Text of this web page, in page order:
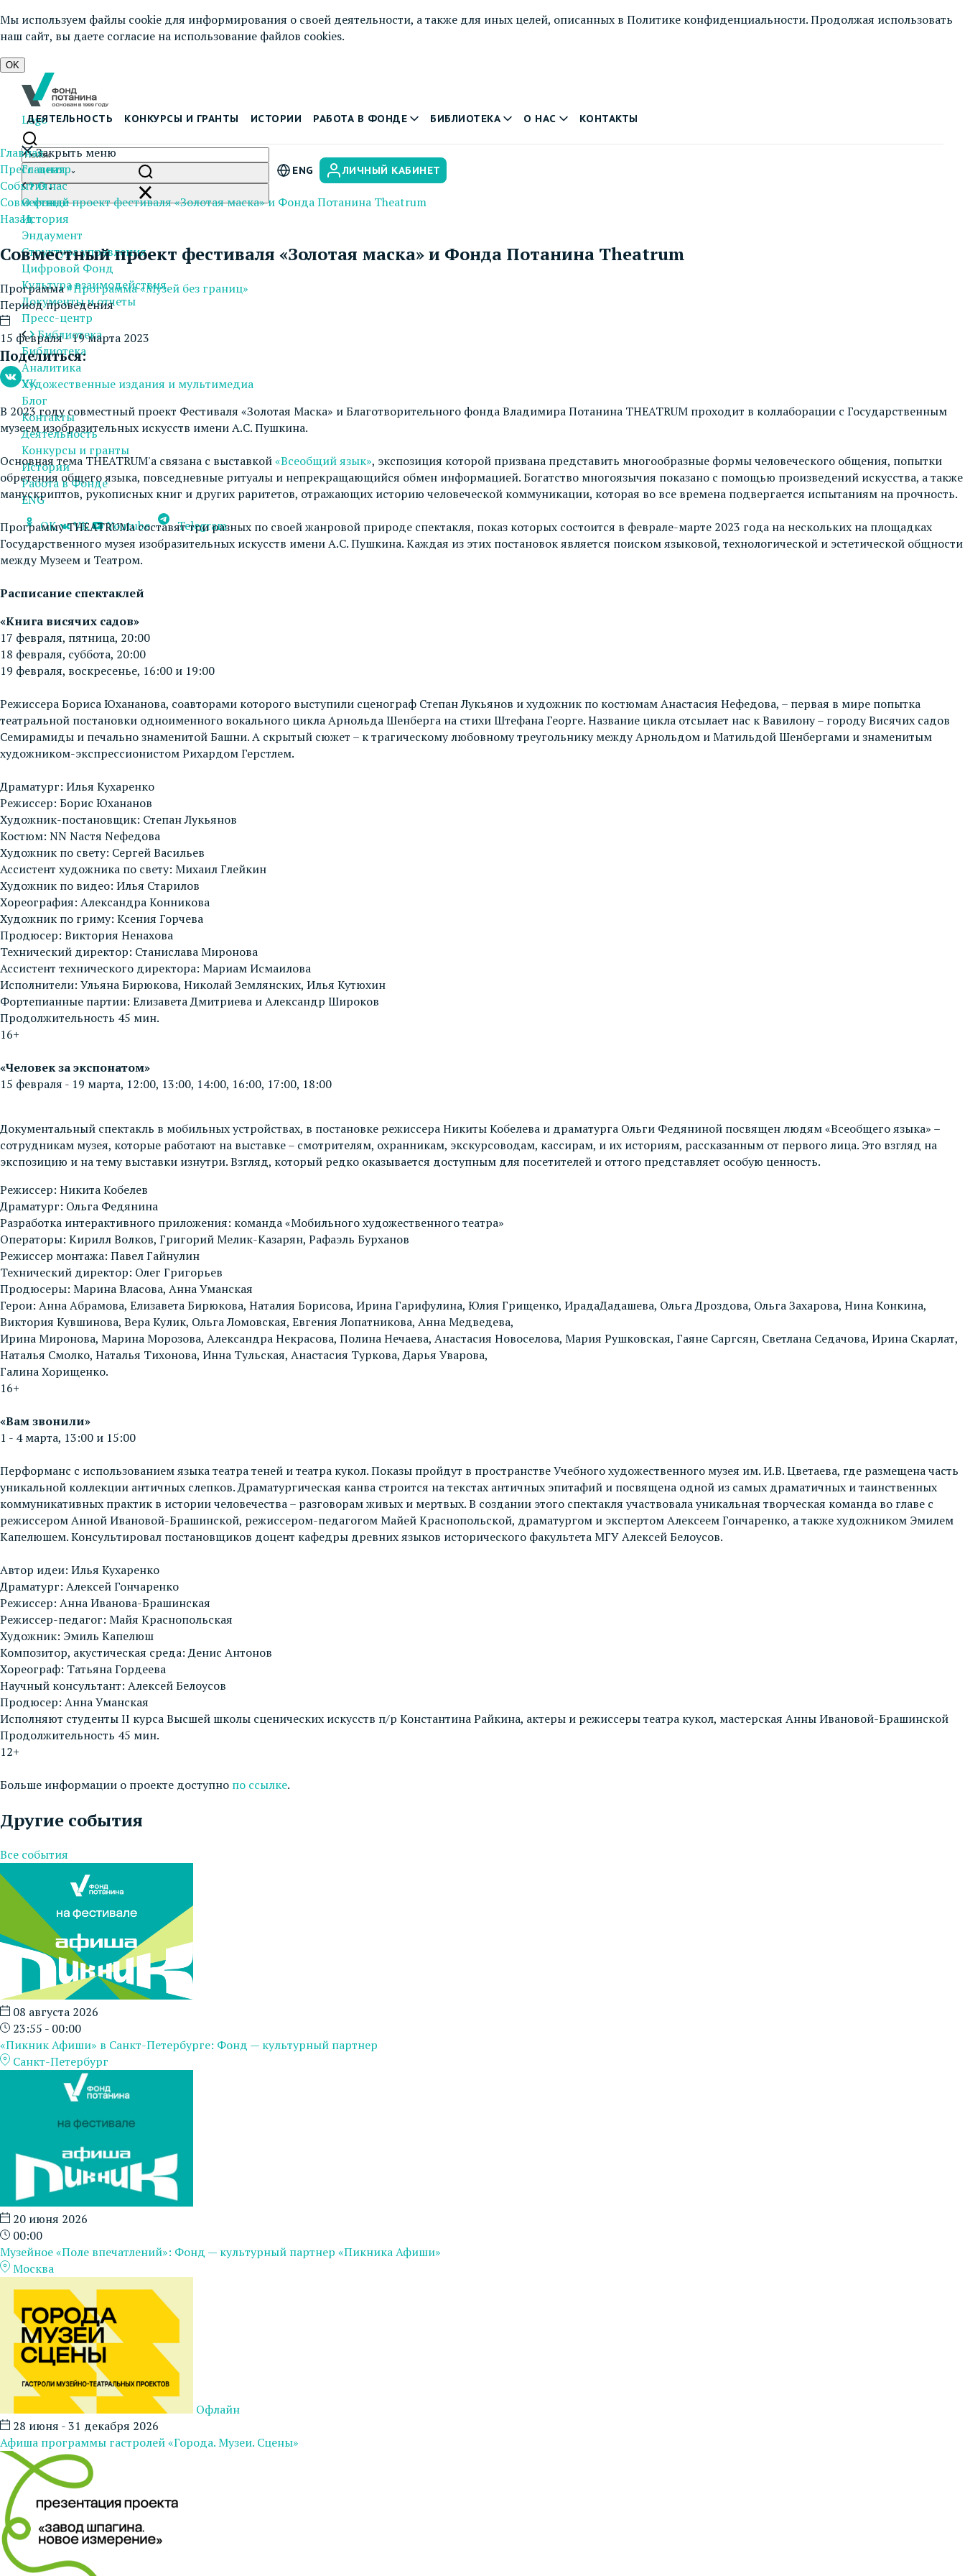
Мы используем файлы cookie для информирования о своей деятельности, а также для иных целей, описанных в Политике конфиденциальности. Продолжая использовать
наш сайт, вы даете согласие на использование файлов cookies.
OK
Logo
ДЕЯТЕЛЬНОСТЬ КОНКУРСЫ И ГРАНТЫ ИСТОРИИ РАБОТА В ФОНДЕ БИБЛИОТЕКА О НАС КОНТАКТЫ
ENG ЛИЧНЫЙ КАБИНЕТ
Закрыть меню
Главная
О нас
О фонде
История
Эндаумент
Структура управления
Цифровой Фонд
Культура взаимодействия
Документы и отчеты
Пресс-центр
Библиотека
Библиотека
Аналитика
Художественные издания и мультимедиа
Блог
Контакты
Деятельность
Конкурсы и гранты
Истории
Работа в Фонде
ENG
OK
VK Youtube Telegram
Главная
Пресс-центр
События
Совместный проект фестиваля «Золотая маска» и Фонда Потанина Theatrum
Назад
Совместный проект фестиваля «Золотая маска» и Фонда Потанина Theatrum
Программа#Программа «Музей без границ»
Период проведения
15 февраля - 19 марта 2023
Поделиться:
VK
В 2023 году совместный проект Фестиваля «Золотая Маска» и Благотворительного фонда Владимира Потанина THEATRUM проходит в коллаборации с Государственным
музеем изобразительных искусств имени А.С. Пушкина.
Основная тема THEATRUM'а связана с выставкой«Всеобщий язык», экспозиция которой призвана представить многообразные формы человеческого общения, попытки
обретения общего языка, повседневные ритуалы и непрекращающийся обмен информацией. Богатство многоязычия показано с помощью произведений искусства, а также
манускриптов, рукописных книг и других раритетов, отражающих историю человеческой коммуникации, которая во все времена подвергается испытаниям на прочность.
Программу THEATRUMа составят три разных по своей жанровой природе спектакля, показ которых состоится в феврале-марте 2023 года на нескольких на площадках
Государственного музея изобразительных искусств имени А.С. Пушкина. Каждая из этих постановок является поиском языковой, технологической и эстетической общности
между Музеем и Театром.
Расписание спектаклей
«Книга висячих садов»
17 февраля, пятница, 20:00
18 февраля, суббота, 20:00
19 февраля, воскресенье, 16:00 и 19:00
Режиссера Бориса Юхананова, соавторами которого выступили сценограф Степан Лукьянов и художник по костюмам Анастасия Нефедова, – первая в мире попытка
театральной постановки одноименного вокального цикла Арнольда Шенберга на стихи Штефана Георге. Название цикла отсылает нас к Вавилону – городу Висячих садов
Семирамиды и печально знаменитой Башни. А скрытый сюжет – к трагическому любовному треугольнику между Арнольдом и Матильдой Шенбергами и знаменитым
художником-экспрессионистом Рихардом Герстлем.
Драматург: Илья Кухаренко
Режиссер: Борис Юхананов
Художник-постановщик: Степан Лукьянов
Костюм: NN Nастя Nефедова
Художник по свету: Сергей Васильев
Ассистент художника по свету: Михаил Глейкин
Художник по видео: Илья Старилов
Хореография: Александра Конникова
Художник по гриму: Ксения Горчева
Продюсер: Виктория Ненахова
Технический директор: Станислава Миронова
Ассистент технического директора: Мариам Исмаилова
Исполнители: Ульяна Бирюкова, Николай Землянских, Илья Кутюхин
Фортепианные партии: Елизавета Дмитриева и Александр Широков
Продолжительность 45 мин.
16+
«Человек за экспонатом»
15 февраля - 19 марта, 12:00, 13:00, 14:00, 16:00, 17:00, 18:00
Документальный спектакль в мобильных устройствах, в постановке режиссера Никиты Кобелева и драматурга Ольги Федяниной посвящен людям «Всеобщего языка» –
сотрудникам музея, которые работают на выставке – смотрителям, охранникам, экскурсоводам, кассирам, и их историям, рассказанным от первого лица. Это взгляд на
экспозицию и на тему выставки изнутри. Взгляд, который редко оказывается доступным для посетителей и оттого представляет особую ценность.
Режиссер: Никита Кобелев
Драматург: Ольга Федянина
Разработка интерактивного приложения: команда «Мобильного художественного театра»
Операторы: Кирилл Волков, Григорий Мелик-Казарян, Рафаэль Бурханов
Режиссер монтажа: Павел Гайнулин
Технический директор: Олег Григорьев
Продюсеры: Марина Власова, Анна Уманская
Герои: Анна Абрамова, Елизавета Бирюкова, Наталия Борисова, Ирина Гарифулина, Юлия Грищенко, ИрадаДадашева, Ольга Дроздова, Ольга Захарова, Нина Конкина,
Виктория Кувшинова, Вера Кулик, Ольга Ломовская, Евгения Лопатникова, Анна Медведева,
Ирина Миронова, Марина Морозова, Александра Некрасова, Полина Нечаева, Анастасия Новоселова, Мария Рушковская, Гаяне Саргсян, Светлана Седачова, Ирина Скарлат,
Наталья Смолко, Наталья Тихонова, Инна Тульская, Анастасия Туркова, Дарья Уварова,
Галина Хорищенко.
16+
«Вам звонили»
1 - 4 марта, 13:00 и 15:00
Перформанс с использованием языка театра теней и театра кукол. Показы пройдут в пространстве Учебного художественного музея им. И.В. Цветаева, где размещена часть
уникальной коллекции античных слепков. Драматургическая канва строится на текстах античных эпитафий и посвящена одной из самых драматичных и таинственных
коммуникативных практик в истории человечества – разговорам живых и мертвых. В создании этого спектакля участвовала уникальная творческая команда во главе с
режиссером Анной Ивановой-Брашинской, режиссером-педагогом Майей Краснопольской, драматургом и экспертом Алексеем Гончаренко, а также художником Эмилем
Капелюшем. Консультировал постановщиков доцент кафедры древних языков исторического факультета МГУ Алексей Белоусов.
Автор идеи: Илья Кухаренко
Драматург: Алексей Гончаренко
Режиссер: Анна Иванова-Брашинская
Режиссер-педагог: Майя Краснопольская
Художник: Эмиль Капелюш
Композитор, акустическая среда: Денис Антонов
Хореограф: Татьяна Гордеева
Научный консультант: Алексей Белоусов
Продюсер: Анна Уманская
Исполняют студенты II курса Высшей школы сценических искусств п/р Константина Райкина, актеры и режиссеры театра кукол, мастерская Анны Ивановой-Брашинской
Продолжительность 45 мин.
12+
Больше информации о проекте доступно по ссылке.
Другие события
Все события
08 августа 2026
23:55 - 00:00
«Пикник Афиши» в Санкт-Петербурге: Фонд — культурный партнер
Санкт-Петербург
20 июня 2026
00:00
Музейное «Поле впечатлений»: Фонд — культурный партнер «Пикника Афиши»
Москва
Офлайн
28 июня - 31 декабря 2026
Афиша программы гастролей «Города. Музеи. Сцены»